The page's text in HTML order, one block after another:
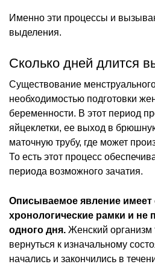
Именно эти процессы и
выделения.
Сколько дней длится
Существование
необходимостью подготовки
беременности. В этот период
яйцеклетки, ее выход в
маточную трубу, где может
То есть этот процесс
периода возможного зачатия.
Описываемое явление
хронологические рамки и не
одного дня. Женский организм
вернуться к изначальному
начались и закончились в